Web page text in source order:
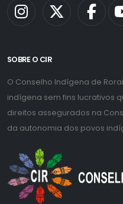
SOBRE O CIR
O Conselho Indígena de
indígena sem fins lucrativos
direitos assegurados na
da autonomia dos povos